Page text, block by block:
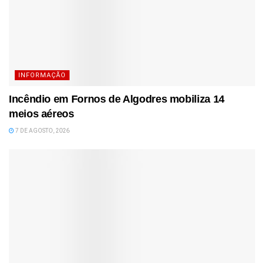
INFORMAÇÃO
Incêndio em Fornos de Algodres mobiliza 14
meios aéreos
7 DE AGOSTO, 2026